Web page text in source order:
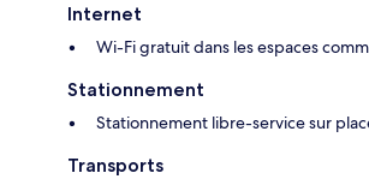
Internet
Wi-Fi gratuit dans les espaces
Stationnement
Stationnement libre-service sur
Transports